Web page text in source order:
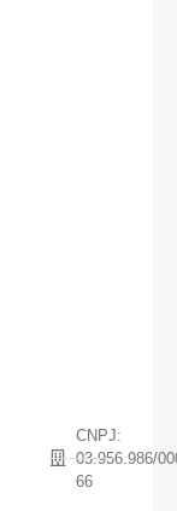
CNPJ:
03.956.986/
66